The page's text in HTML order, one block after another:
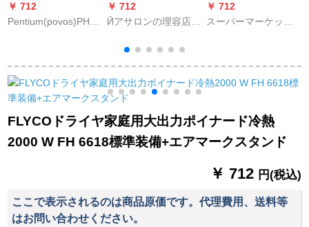
￥ 712
Pentium(povos)PH
の大出力Ӣアサロンは
ドライヤを责めま
す。私のせいにして
寮用にドラヤを使う
黒
￥ 712
Ӣアサロンの理容店専
ライヤのブレイマイ
ナにリンスの髪に伤
がない。家庭用2000
の冷たい热风があり
ます。恒温ドライヤ
の寮の小出力ドライ
ヤ300 Wを买った
￥ 712
スーパーマーケット
イヤ2200 w冷熱風ダ
ブイル過熱強風タイ
FLYCOドライヤ家庭用大出力ポイナード冷熱
2000 W FH 6618標準装備+エアマークスタンド
￥ 712 円(税込)
ここで表示されるのは商品原価です。代理費用、送料等
はお問い合わせください。